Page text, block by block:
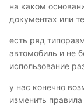
на каком
документах или
есть ряд
автомобиль и не
использование
у нас конечно
изменить правила